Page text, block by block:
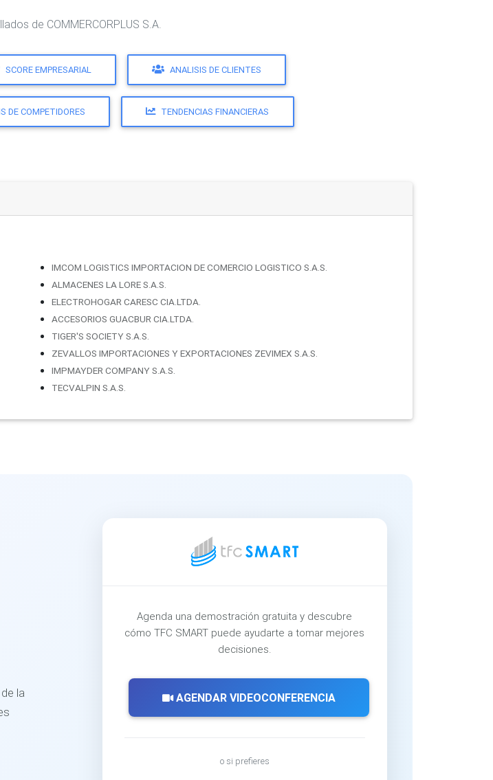
de COMMERCORPLUS S.A.
SCORE EMPRESARIAL ANALISIS DE CLIENTES
DE COMPETIDORES TENDENCIAS FINANCIERAS
IMCOM LOGISTICS IMPORTACION DE COMERCIO LOGISTICO S.A.S.
ALMACENES LA LORE S.A.S.
ELECTROHOGAR CARESC CIA.LTDA.
ACCESORIOS GUACBUR CIA.LTDA.
TIGER'S SOCIETY S.A.S.
ZEVALLOS IMPORTACIONES Y EXPORTACIONES ZEVIMEX S.A.S.
IMPMAYDER COMPANY S.A.S.
TECVALPIN S.A.S.
la
Agenda una demostración gratuita y descubre
cómo TFC SMART puede ayudarte a tomar mejores
decisiones.
AGENDAR VIDEOCONFERENCIA
o si prefieres